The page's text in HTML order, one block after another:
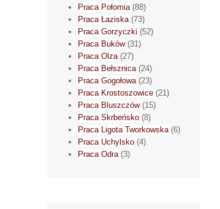
Praca Połomia(88)
Praca Łaziska(73)
Praca Gorzyczki (52)
Praca Buków(31)
Praca Olza(27)
Praca Bełsznica(24)
Praca Gogołowa(23)
Praca Krostoszowice (21)
Praca Bluszczów(15)
Praca Skrbeńsko (8)
Praca Ligota Tworkowska(6)
Praca Uchylsko (4)
Praca Odra(3)